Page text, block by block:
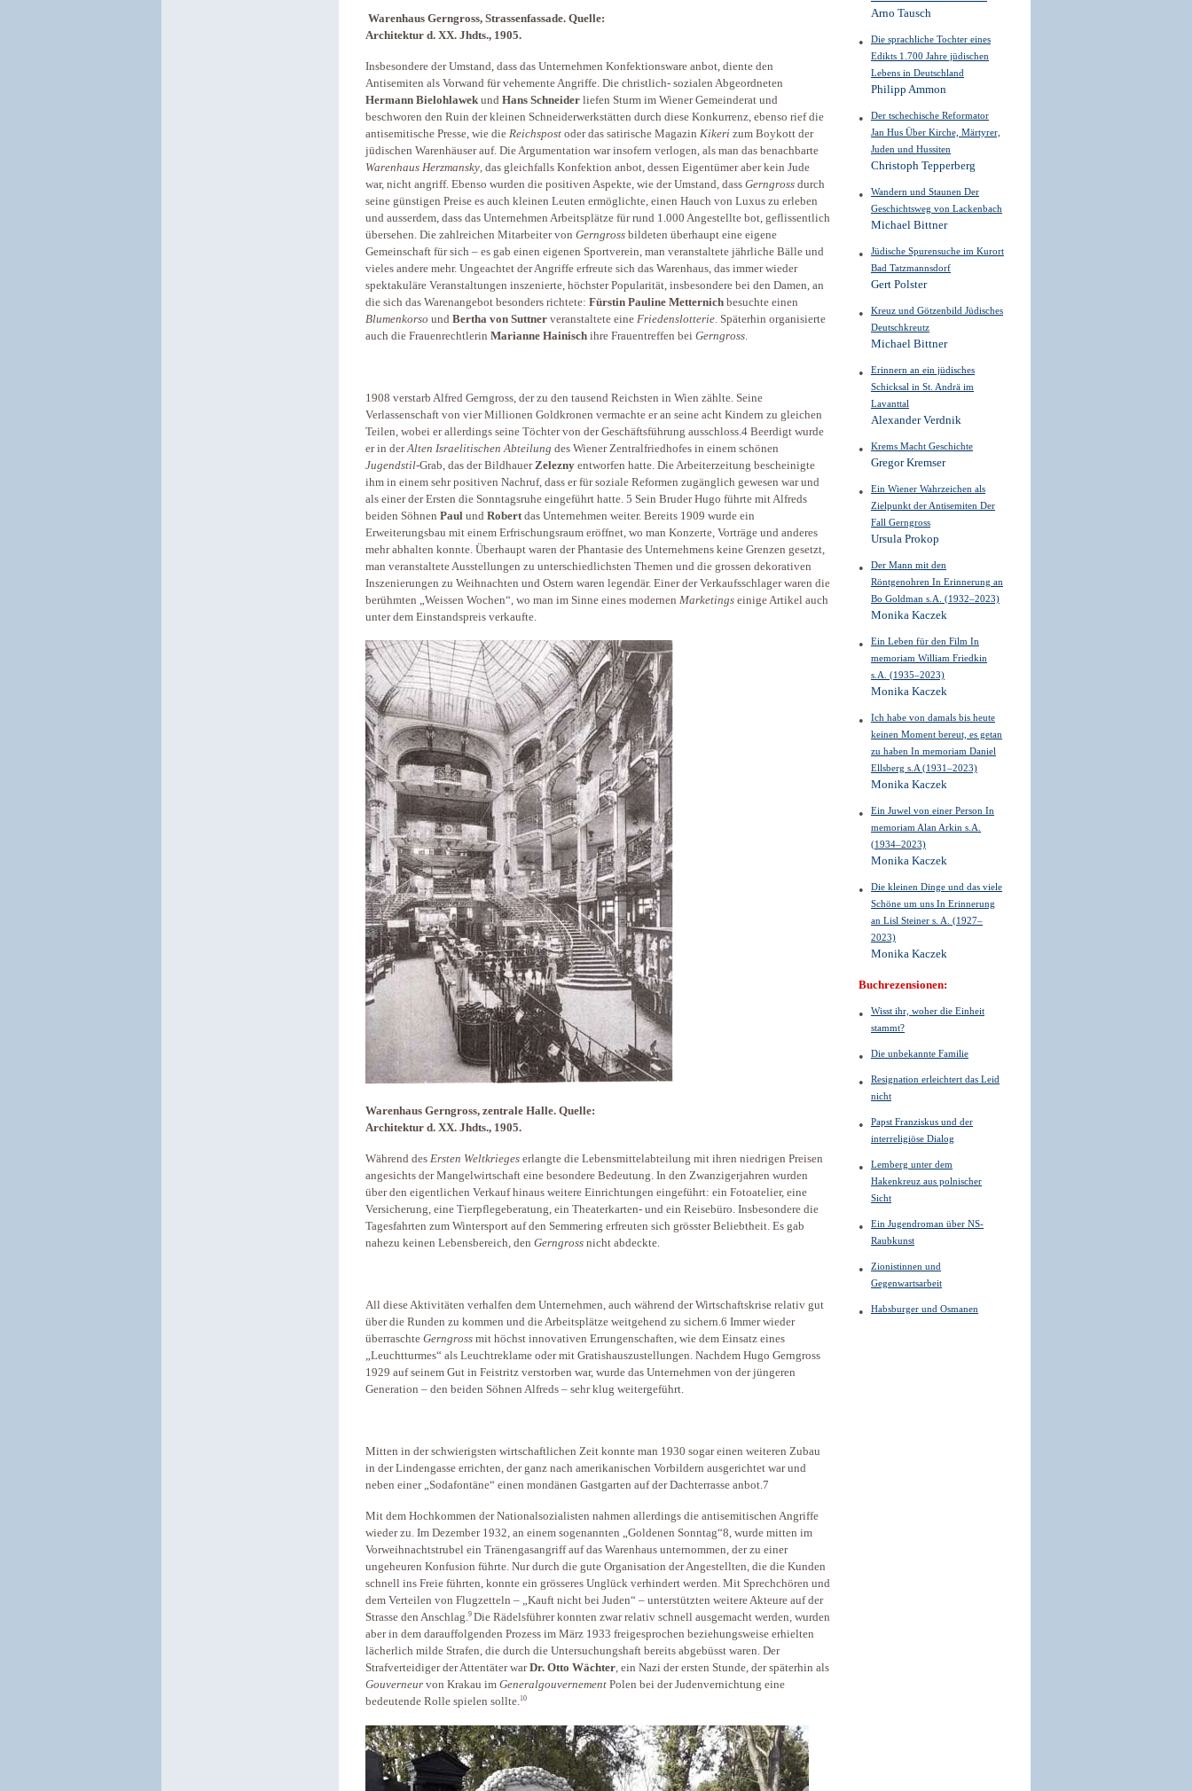
Warenhaus Gerngross, Strassenfassade. Quelle:
Architektur d. XX. Jhdts., 1905.
Insbesondere der Umstand, dass das Unternehmen Konfektionsware anbot, diente den
Antisemiten als Vorwand für vehemente Angriffe. Die christlich- sozialen Abgeordneten
Hermann Bielohlawek und Hans Schneider liefen Sturm im Wiener Gemeinderat und
beschworen den Ruin der kleinen Schneiderwerkstätten durch diese Konkurrenz, ebenso rief die
antisemitische Presse, wie die Reichspost oder das satirische Magazin Kikeri zum Boykott der
jüdischen Warenhäuser auf. Die Argumentation war insofern verlogen, als man das benachbarte
Warenhaus Herzmansky, das gleichfalls Konfektion anbot, dessen Eigentümer aber kein Jude
war, nicht angriff. Ebenso wurden die positiven Aspekte, wie der Umstand, dass Gerngross durch
seine günstigen Preise es auch kleinen Leuten ermöglichte, einen Hauch von Luxus zu erleben
und ausserdem, dass das Unternehmen Arbeitsplätze für rund 1.000 Angestellte bot, geflissentlich
übersehen. Die zahlreichen Mitarbeiter von Gerngross bildeten überhaupt eine eigene
Gemeinschaft für sich – es gab einen eigenen Sportverein, man veranstaltete jährliche Bälle und
vieles andere mehr. Ungeachtet der Angriffe erfreute sich das Warenhaus, das immer wieder
spektakuläre Veranstaltungen inszenierte, höchster Popularität, insbesondere bei den Damen, an
die sich das Warenangebot besonders richtete: Fürstin Pauline Metternich besuchte einen
Blumenkorso und Bertha von Suttner veranstaltete eine Friedenslotterie. Späterhin organisierte
auch die Frauenrechtlerin Marianne Hainisch ihre Frauentreffen bei Gerngross.
1908 verstarb Alfred Gerngross, der zu den tausend Reichsten in Wien zählte. Seine
Verlassenschaft von vier Millionen Goldkronen vermachte er an seine acht Kindern zu gleichen
Teilen, wobei er allerdings seine Töchter von der Geschäftsführung ausschloss.4 Beerdigt wurde
er in derAlten Israelitischen Abteilung des Wiener Zentralfriedhofes in einem schönen
Jugendstil-Grab, das der BildhauerZelezny entworfen hatte. Die Arbeiterzeitung bescheinigte
ihm in einem sehr positiven Nachruf, dass er für soziale Reformen zugänglich gewesen war und
als einer der Ersten die Sonntagsruhe eingeführt hatte. 5 Sein Bruder Hugo führte mit Alfreds
beiden Söhnen Paul und Robertdas Unternehmen weiter. Bereits 1909 wurde ein
Erweiterungsbau mit einem Erfrischungsraum eröffnet, wo man Konzerte, Vorträge und anderes
mehr abhalten konnte. Überhaupt waren der Phantasie des Unternehmens keine Grenzen gesetzt,
man veranstaltete Ausstellungen zu unterschiedlichsten Themen und die grossen dekorativen
Inszenierungen zu Weihnachten und Ostern waren legendär. Einer der Verkaufsschlager waren die
berühmten „Weissen Wochen“, wo man im Sinne eines modernen Marketings einige Artikel auch
unter dem Einstandspreis verkaufte.
Warenhaus Gerngross, zentrale Halle. Quelle:
Architektur d. XX. Jhdts., 1905.
Während des Ersten Weltkrieges erlangte die Lebensmittelabteilung mit ihren niedrigen Preisen
angesichts der Mangelwirtschaft eine besondere Bedeutung. In den Zwanzigerjahren wurden
über den eigentlichen Verkauf hinaus weitere Einrichtungen eingeführt: ein Fotoatelier, eine
Versicherung, eine Tierpflegeberatung, ein Theaterkarten- und ein Reisebüro. Insbesondere die
Tagesfahrten zum Wintersport auf den Semmering erfreuten sich grösster Beliebtheit. Es gab
nahezu keinen Lebensbereich, den Gerngross nicht abdeckte.
All diese Aktivitäten verhalfen dem Unternehmen, auch während der Wirtschaftskrise relativ gut
über die Runden zu kommen und die Arbeitsplätze weitgehend zu sichern.6 Immer wieder
überraschte Gerngross mit höchst innovativen Errungenschaften, wie dem Einsatz eines
„Leuchtturmes“ als Leuchtreklame oder mit Gratishauszustellungen. Nachdem Hugo Gerngross
1929 auf seinem Gut in Feistritz verstorben war, wurde das Unternehmen von der jüngeren
Generation – den beiden Söhnen Alfreds – sehr klug weitergeführt.
Mitten in der schwierigsten wirtschaftlichen Zeit konnte man 1930 sogar einen weiteren Zubau
in der Lindengasse errichten, der ganz nach amerikanischen Vorbildern ausgerichtet war und
neben einer „Sodafontäne“ einen mondänen Gastgarten auf der Dachterrasse anbot.7
Mit dem Hochkommen der Nationalsozialisten nahmen allerdings die antisemitischen Angriffe
wieder zu. Im Dezember 1932, an einem sogenannten „Goldenen Sonntag“8, wurde mitten im
Vorweihnachtstrubel ein Tränengasangriff auf das Warenhaus unternommen, der zu einer
ungeheuren Konfusion führte. Nur durch die gute Organisation der Angestellten, die die Kunden
schnell ins Freie führten, konnte ein grösseres Unglück verhindert werden. Mit Sprechchören und
dem Verteilen von Flugzetteln – „Kauft nicht bei Juden“ – unterstützten weitere Akteure auf der
Strasse den Anschlag.9 Die Rädelsführer konnten zwar relativ schnell ausgemacht werden, wurden
aber in dem darauffolgenden Prozess im März 1933 freigesprochen beziehungsweise erhielten
lächerlich milde Strafen, die durch die Untersuchungshaft bereits abgebüsst waren. Der
Strafverteidiger der Attentäter warDr. Otto Wächter, ein Nazi der ersten Stunde, der späterhin als
Gouverneur von Krakau im Generalgouvernement Polen bei der Judenvernichtung eine
bedeutende Rolle spielen sollte.10
Arno Tausch
Die sprachliche Tochter eines
Edikts 1.700 Jahre jüdischen
Lebens in Deutschland
Philipp Ammon
Der tschechische Reformator
Jan Hus Über Kirche, Märtyrer,
Juden und Hussiten
Christoph Tepperberg
Wandern und Staunen Der
Geschichtsweg von Lackenbach
Michael Bittner
Jüdische Spurensuche im Kurort
Bad Tatzmannsdorf
Gert Polster
Kreuz und Götzenbild Jüdisches
Deutschkreutz
Michael Bittner
Erinnern an ein jüdisches
Schicksal in St. Andrä im
Lavanttal
Alexander Verdnik
Krems Macht Geschichte
Gregor Kremser
Ein Wiener Wahrzeichen als
Zielpunkt der Antisemiten Der
Fall Gerngross
Ursula Prokop
Der Mann mit den
Röntgenohren In Erinnerung an
Bo Goldman s.A. (1932–2023)
Monika Kaczek
Ein Leben für den Film In
memoriam William Friedkin
s.A. (1935–2023)
Monika Kaczek
Ich habe von damals bis heute
keinen Moment bereut, es getan
zu haben In memoriam Daniel
Ellsberg s.A (1931–2023)
Monika Kaczek
Ein Juwel von einer Person In
memoriam Alan Arkin s.A.
(1934–2023)
Monika Kaczek
Die kleinen Dinge und das viele
Schöne um uns In Erinnerung
an Lisl Steiner s. A. (1927–
2023)
Monika Kaczek
Buchrezensionen:
Wisst ihr, woher die Einheit
stammt?
Die unbekannte Familie
Resignation erleichtert das Leid
nicht
Papst Franziskus und der
interreligiöse Dialog
Lemberg unter dem
Hakenkreuz aus polnischer
Sicht
Ein Jugendroman über NS-
Raubkunst
Zionistinnen und
Gegenwartsarbeit
Habsburger und Osmanen